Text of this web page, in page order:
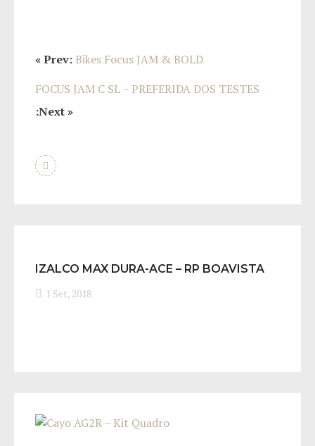
« Prev: Bikes Focus JAM & BOLD
FOCUS JAM C SL – PREFERIDA DOS TESTES
:Next »
IZALCO MAX DURA-ACE – RP BOAVISTA
1 Set, 2018